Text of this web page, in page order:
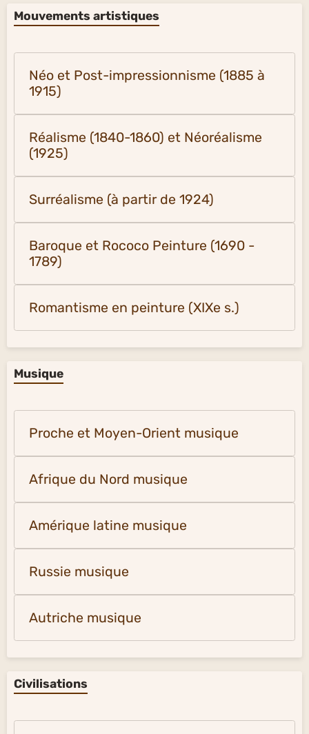
Mouvements artistiques
Néo et Post-impressionnisme (1885 à
1915)
Réalisme (1840-1860) et Néoréalisme
(1925)
Surréalisme (à partir de 1924)
Baroque et Rococo Peinture (1690 -
1789)
Romantisme en peinture (XIXe s.)
Musique
Proche et Moyen-Orient musique
Afrique du Nord musique
Amérique latine musique
Russie musique
Autriche musique
Civilisations